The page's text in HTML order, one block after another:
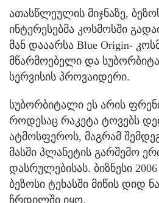
ათასწლეულის მიჯნაზე,
ინტერესებმა კოსმოსში
მან დააარსა Blue Origin-
მწარმოებელი და
სერვისის პროვაიდერი.
სუბორბიტალი ეს არის
როდესაც რაკეტა ტოვებს
ატმოსფეროს, მაგრამ
მასში პლანეტის გარშემო
დასრულებისას. ბიზნესი
ბეზოსი ტეხასში მიწის დიდ
ჩრდილში იყო.